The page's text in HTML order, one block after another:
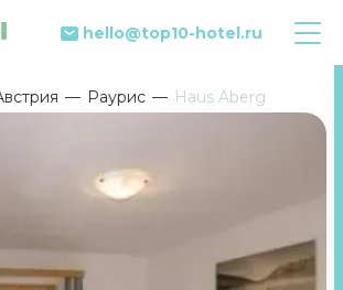
hello@top10-hotel.ru
Раурис Haus Aberg